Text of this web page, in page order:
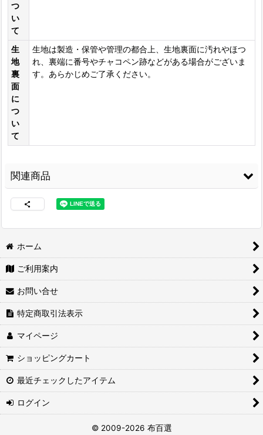
つ
い
て
生
地
裏
面
に
つ
い
て
生地は製造・保管や管理の都合上、生地裏面に汚れやほつ
れ、裏端に番号やチャコペン跡などがある場合がございま
す。あらかじめご了承ください。
関連商品
100]
2,460円(税込)
CLEAR170]
CLEAR20]
3M スプレーのり
合皮レザー生地 ファ
ブリック調 難燃【チ
合皮レザー生地 ファ
ホーム
ご利用案内
お問い合せ
特定商取引法表示
マイページ
ショッピングカート
最近チェックしたアイテム
ログイン
© 2009-2026 布百選